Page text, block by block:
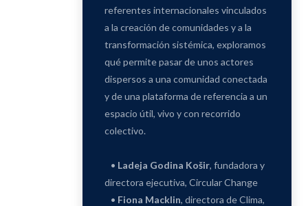
referentes internacionales vinculados
a la creación de comunidades y a la
transformación sistémica, exploramos
qué permite pasar de unos actores
dispersos a una comunidad conectada
y de una plataforma de referencia a un
espacio útil, vivo y con recorrido
colectivo.
• Ladeja Godina Košir, fundadora y
directora ejecutiva, Circular Change
• Fiona Macklin, directora de Clima,